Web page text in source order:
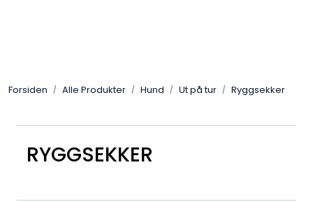
Forsiden Alle Produkter Hund Ut på tur Ryggsekker
RYGGSEKKER
Leverandører